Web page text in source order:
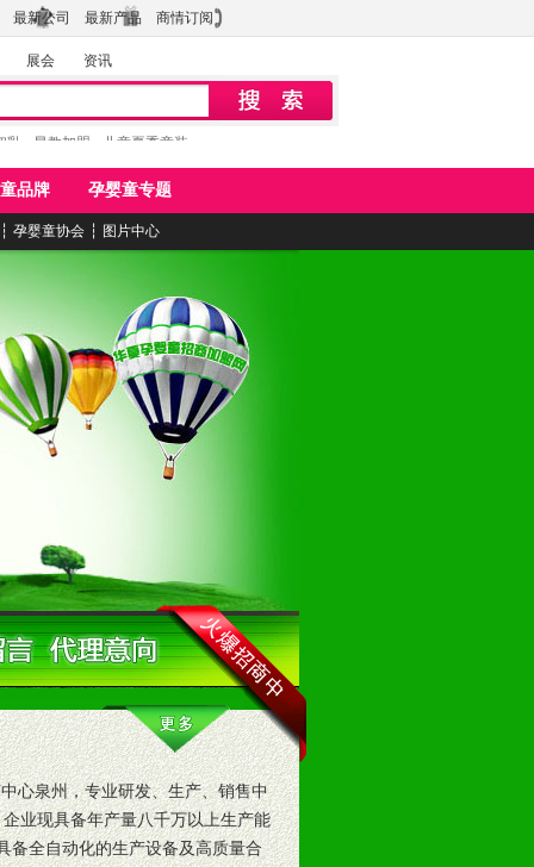
最新公司 最新产品 商情订阅
展会 资讯
乳 早教加盟 儿童夏季童装
品牌 孕婴童专题
┆ 孕婴童协会 ┆ 图片中心
心泉州，专业研发、生产、销售中
业现具备年产量八千万以上生产能
备全自动化的生产设备及高质量合